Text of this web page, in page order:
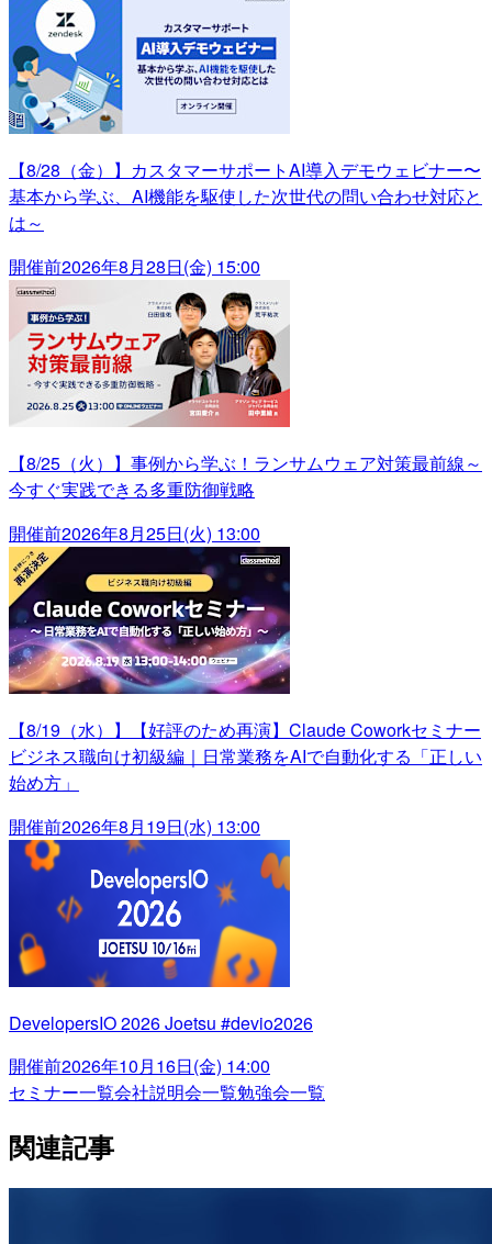
【8/28（金）】カスタマーサポートAI導入デモウェビナー〜
基本から学ぶ、AI機能を駆使した次世代の問い合わせ対応と
は～
開催前2026年8月28日(金) 15:00
【8/25（火）】事例から学ぶ！ランサムウェア対策最前線～
今すぐ実践できる多重防御戦略
開催前2026年8月25日(火) 13:00
【8/19（水）】【好評のため再演】Claude Coworkセミナー
ビジネス職向け初級編｜日常業務をAIで自動化する「正しい
始め方」
開催前2026年8月19日(水) 13:00
DevelopersIO 2026 Joetsu #devio2026
開催前2026年10月16日(金) 14:00
セミナー一覧会社説明会一覧勉強会一覧
関連記事